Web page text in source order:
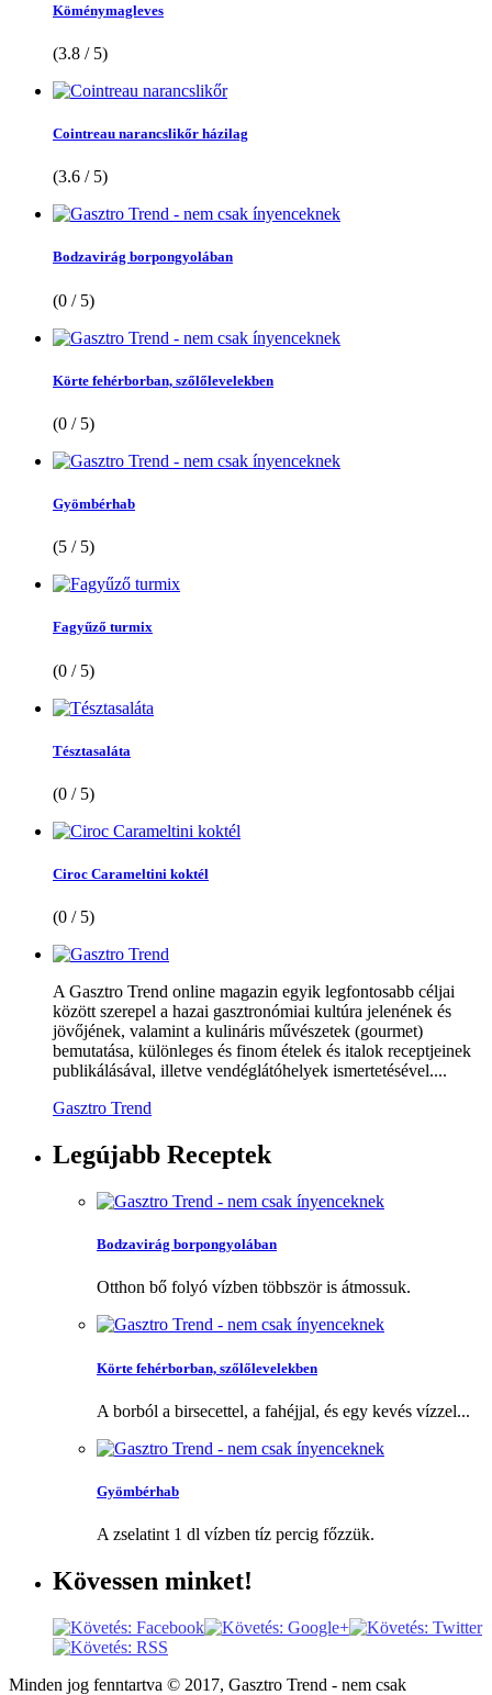
Köménymagleves
(3.8 / 5)
Cointreau narancslikőr házilag
(3.6 / 5)
Bodzavirág borpongyolában
(0 / 5)
Körte fehérborban, szőlőlevelekben
(0 / 5)
Gyömbérhab
(5 / 5)
Fagyűző turmix
(0 / 5)
Tésztasaláta
(0 / 5)
Ciroc Carameltini koktél
(0 / 5)
A Gasztro Trend online magazin egyik legfontosabb céljai
között szerepel a hazai gasztronómiai kultúra jelenének és
jövőjének, valamint a kulináris művészetek (gourmet)
bemutatása, különleges és finom ételek és italok receptjeinek
publikálásával, illetve vendéglátóhelyek ismertetésével....
Gasztro Trend
Legújabb Receptek
Bodzavirág borpongyolában
Otthon bő folyó vízben többször is átmossuk.
Körte fehérborban, szőlőlevelekben
A borból a birsecettel, a fahéjjal, és egy kevés vízzel...
Gyömbérhab
A zselatint 1 dl vízben tíz percig főzzük.
Kövessen minket!
Minden jog fenntartva © 2017, Gasztro Trend - nem csak